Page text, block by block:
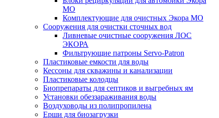
МО
Комплектующие для очистных Экора МО
Сооружения для очистки сточных вод
Ливневые очистные сооружения ЛОС
ЭКОРА
Фильтрующие патроны Servo-Patron
Пластиковые емкости для воды
Кессоны для скважины и канализации
Пластиковые колодцы
Биопрепараты для септиков и выгребных ям
Установки обеззараживания воды
Воздуховоды из полипропилена
Ерши для биозагрузки